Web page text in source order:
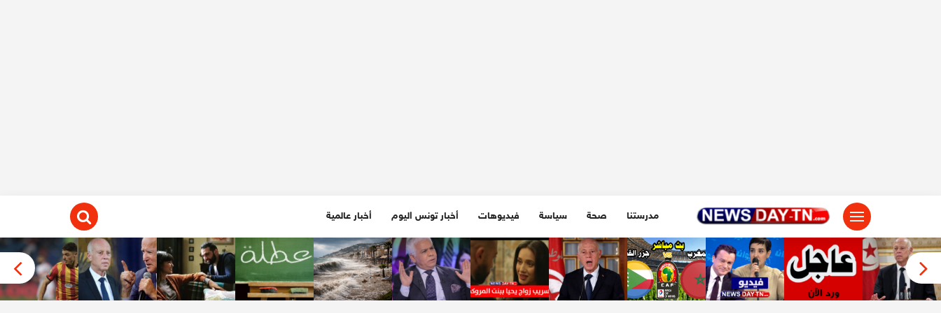
مدرستنا صحة سياسة فيديوهات أخبار تونس اليوم أخبار عالمية